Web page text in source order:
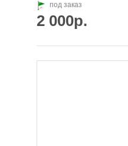
под заказ
2 000р.